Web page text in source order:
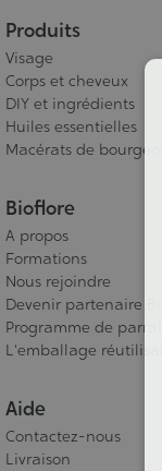
Produits
Visage
Corps et cheveux
DIY et ingrédients
Huiles essentielles
Macérats de
Bioflore
A propos
Formations
Nous rejoindre
Devenir partenaire
Programme de
L'emballage
Aide
Contactez-nous
Livraison